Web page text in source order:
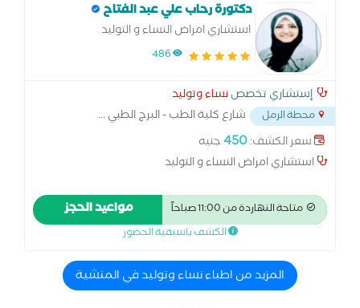
دكتورة رحاب علي عبد الفتاح
استشاري امراض النساء و التوليد
486
إستشاري تخصصنساء وتوليد
محطة الرمل شارع كلية الطب - البرج الطبي...
سعر الكشف:450جنيه
استشاري امراض النساء و التوليد
متاحة النهاردة من 11:00 صباحاً مواعيد الحجز
الكشف باسبقية الحضور
المزيد من اطباء نساء وتوليد في المنشية